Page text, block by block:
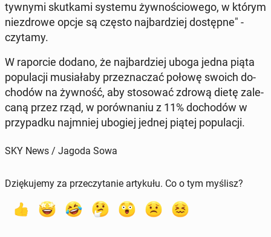
tyw­ny­mi skut­ka­mi systemu żyw­no­ścio­we­go, w którym
nie­zdro­we opcje są często naj­bar­dziej do­stęp­ne" -
czytamy.
W ra­por­cie dodano, że naj­bar­dziej uboga jedna piąta
po­pu­la­cji mu­sia­ła­by prze­zna­czać połowę swoich do­
cho­dów na żywność, aby sto­so­wać zdrową dietę za­le­
ca­ną przez rząd, w po­rów­na­niu z 11% do­cho­dów w
przy­pad­ku naj­mniej ubogiej jednej piątej po­pu­la­cji.
SKY News / Jagoda Sowa
Dziękujemy za przeczytanie artykułu. Co o tym myślisz?